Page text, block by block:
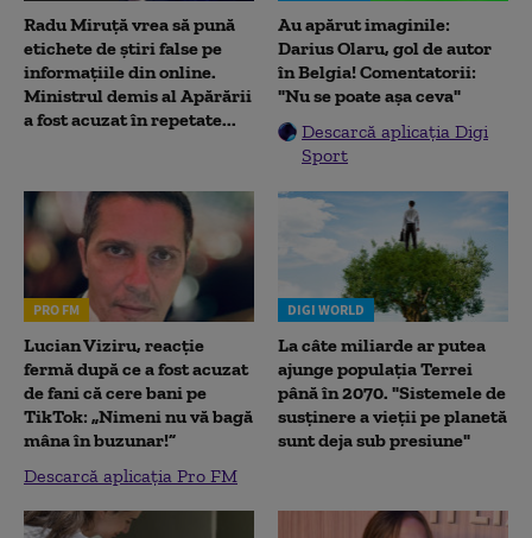
Radu Miruţă vrea să pună
etichete de știri false pe
informațiile din online.
Ministrul demis al Apărării
a fost acuzat în repetate...
Au apărut imaginile:
Darius Olaru, gol de autor
în Belgia! Comentatorii:
"Nu se poate așa ceva"
Descarcă aplicația Digi
Sport
PRO FM
Lucian Viziru, reacție
fermă după ce a fost acuzat
de fani că cere bani pe
TikTok: „Nimeni nu vă bagă
mâna în buzunar!”
Descarcă aplicația Pro FM
DIGI WORLD
La câte miliarde ar putea
ajunge populația Terrei
până în 2070. "Sistemele de
susținere a vieții pe planetă
sunt deja sub presiune"